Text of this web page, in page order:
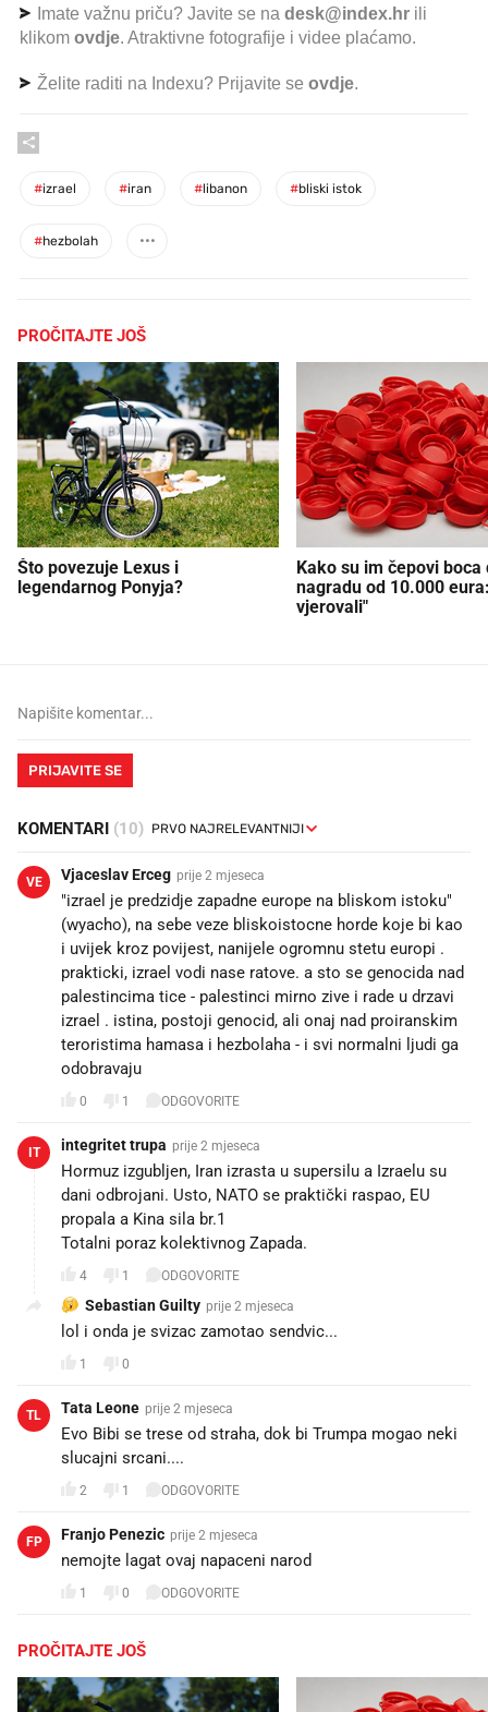
Imate važnu priču? Javite se na desk@index.hr ili
klikom ovdje. Atraktivne fotografije i videe plaćamo.
Želite raditi na Indexu? Prijavite se ovdje.
#izrael #iran #libanon #bliski istok
#hezbolah
PROČITAJTE JOŠ
Što povezuje Lexus i
legendarnog Ponyja?
Kako su im čepovi boca
nagradu od 10.000
vjerovali"
PRIJAVITE SE
KOMENTARI (10)
VE Vjaceslav Erceg prije 2 mjeseca
"izrael je predzidje zapadne europe na bliskom istoku"
(wyacho), na sebe veze bliskoistocne horde koje bi kao
i uvijek kroz povijest, nanijele ogromnu stetu europi .
prakticki, izrael vodi nase ratove. a sto se genocida nad
palestincima tice - palestinci mirno zive i rade u drzavi
izrael . istina, postoji genocid, ali onaj nad proiranskim
teroristima hamasa i hezbolaha - i svi normalni ljudi ga
odobravaju
0 1 ODGOVORITE
IT integritet trupa prije 2 mjeseca
Hormuz izgubljen, Iran izrasta u supersilu a Izraelu su
dani odbrojani. Usto, NATO se praktički raspao, EU
propala a Kina sila br.1
Totalni poraz kolektivnog Zapada.
4 1 ODGOVORITE
Sebastian Guilty prije 2 mjeseca
lol i onda je svizac zamotao sendvic...
1 0
TL Tata Leone prije 2 mjeseca
Evo Bibi se trese od straha, dok bi Trumpa mogao neki
slucajni srcani....
2 1 ODGOVORITE
FP Franjo Penezic prije 2 mjeseca
nemojte lagat ovaj napaceni narod
1 0 ODGOVORITE
PROČITAJTE JOŠ